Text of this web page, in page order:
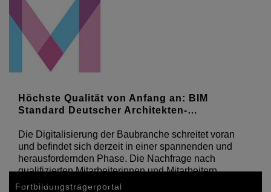
Höchste Qualität von Anfang an: BIM
Standard Deutscher Architekten-…
Die Digitalisierung der Baubranche schreitet voran
und befindet sich derzeit in einer spannenden und
herausfordernden Phase. Die Nachfrage nach
qualifizierten Mitarbeiterinnen und Mitarbeitern,
auf Planer- wie auf Auftraggeberseite, ist groß.
Fortbildungsträgerportal